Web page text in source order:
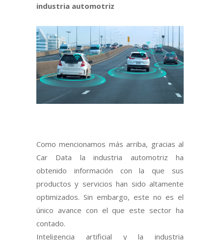
industria automotriz
Como mencionamos más arriba, gracias al
Car Data la industria automotriz ha
obtenido información con la que sus
productos y servicios han sido altamente
optimizados. Sin embargo, este no es el
único avance con el que este sector ha
contado.
Inteligencia artificial y la industria